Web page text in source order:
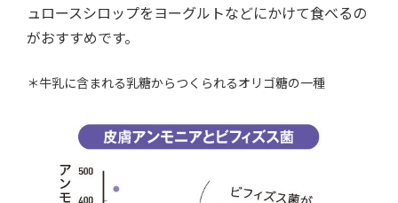
ュロースシロップをヨーグルトなどにかけて食べるの
がおすすめです。
＊牛乳に含まれる乳糖からつくられるオリゴ糖の一種